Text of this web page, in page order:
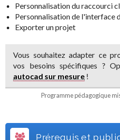
Personnalisation du raccourci
Personnalisation de l'interface
Exporter un projet
Vous souhaitez adapter ce
vos besoins spécifiques ?
autocad sur mesure !
Programme pédagogique
Prérequis et